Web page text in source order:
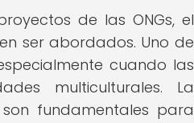
de las ONGs, el
ser abordados. Uno de
cuando las
multiculturales. La
fundamentales para